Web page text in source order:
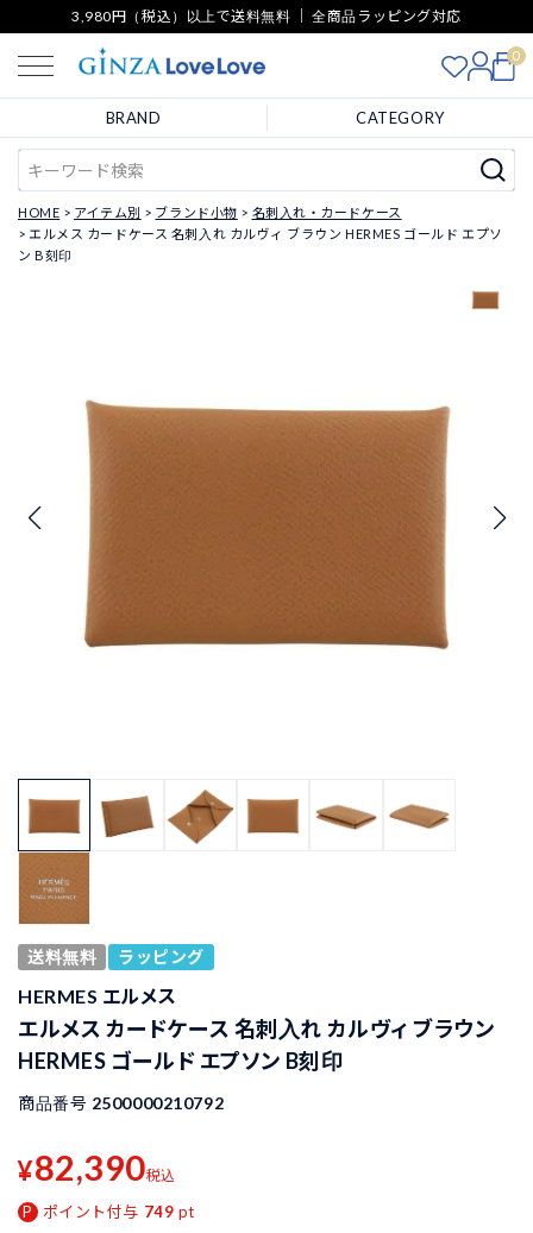
3,980円（税込）以上で送料無料 ｜ 全商品ラッピング対応
0
BRAND CATEGORY
HOME アイテム別 ブランド小物
名刺入れ・カードケース
エルメス カードケース 名刺入れ カルヴィ ブラウン HERMES ゴールド エプソ
ン B刻印
送料無料 ラッピング
HERMES エルメス
エルメス カードケース 名刺入れ カルヴィ ブラウン
HERMES ゴールド エプソン B刻印
商品番号 2500000210792
¥82,390税込
ポイント付与 749 pt